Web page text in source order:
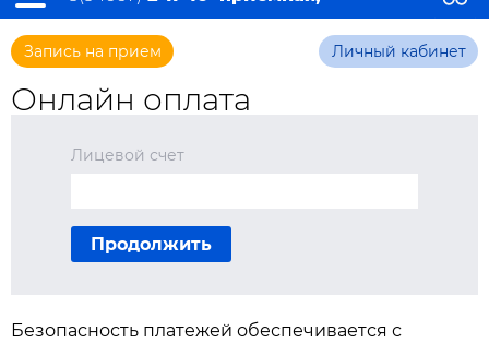
Запись на прием Личный кабинет
Онлайн оплата
Лицевой счет
Продолжить
Безопасность платежей обеспечивается с